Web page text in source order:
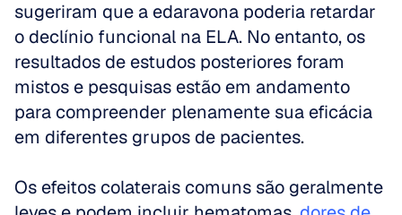
sugeriram que a edaravona poderia retardar
o declínio funcional na ELA. No entanto, os
resultados de estudos posteriores foram
mistos e pesquisas estão em andamento
para compreender plenamente sua eficácia
em diferentes grupos de pacientes.
Os efeitos colaterais comuns são geralmente